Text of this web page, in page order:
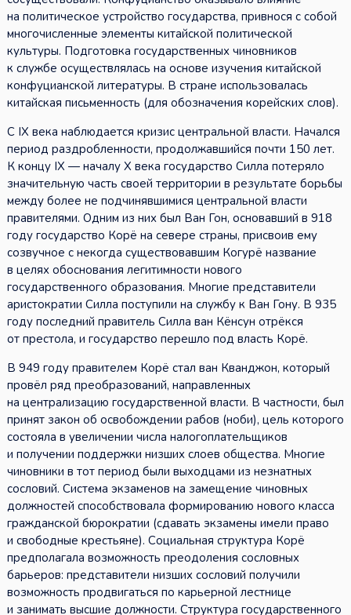
на политическое устройство государства, привнося с собой
многочисленные элементы китайской политической
культуры. Подготовка государственных чиновников
к службе осуществлялась на основе изучения китайской
конфуцианской литературы. В стране использовалась
китайская письменность (для обозначения корейских слов).
С IX века наблюдается кризис центральной власти. Начался
период раздробленности, продолжавшийся почти 150 лет.
К концу IX — началу X века государство Силла потеряло
значительную часть своей территории в результате борьбы
между более не подчинявшимися центральной власти
правителями. Одним из них был Ван Гон, основавший в 918
году государство Корё на севере страны, присвоив ему
созвучное с некогда существовавшим Когурё название
в целях обоснования легитимности нового
государственного образования. Многие представители
аристократии Силла поступили на службу к Ван Гону. В 935
году последний правитель Силла ван Кёнсун отрёкся
от престола, и государство перешло под власть Корё.
В 949 году правителем Корё стал ван Кванджон, который
провёл ряд преобразований, направленных
на централизацию государственной власти. В частности, был
принят закон об освобождении рабов (ноби), цель которого
состояла в увеличении числа налогоплательщиков
и получении поддержки низших слоев общества. Многие
чиновники в тот период были выходцами из незнатных
сословий. Система экзаменов на замещение чиновных
должностей способствовала формированию нового класса
гражданской бюрократии (сдавать экзамены имели право
и свободные крестьяне). Социальная структура Корё
предполагала возможность преодоления сословных
барьеров: представители низших сословий получили
возможность продвигаться по карьерной лестнице
и занимать высшие должности. Структура государственного